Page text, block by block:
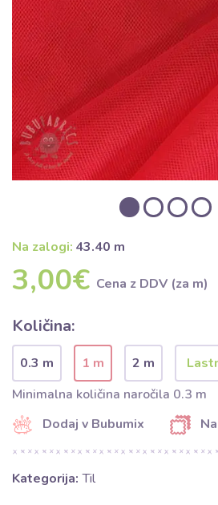
Na zalogi: 43.40 m
3,00€ Cena z DDV (za m)
Količina:
0.3 m 1 m
2 m
Minimalna količina naročila 0.3 m
Dodaj v Bubumix
Kategorija: Til